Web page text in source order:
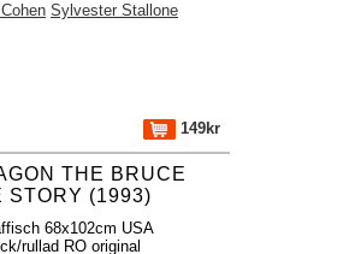
Sylvester Stallone
149kr
THE BRUCE
STORY (1993)
68x102cm USA
rullad RO original